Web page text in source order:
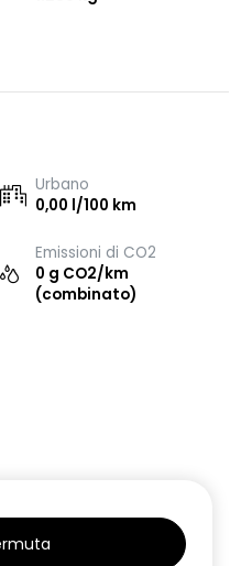
Urbano
0,00 l/100 km
Emissioni di CO2
0 g CO2/km
(combinato)